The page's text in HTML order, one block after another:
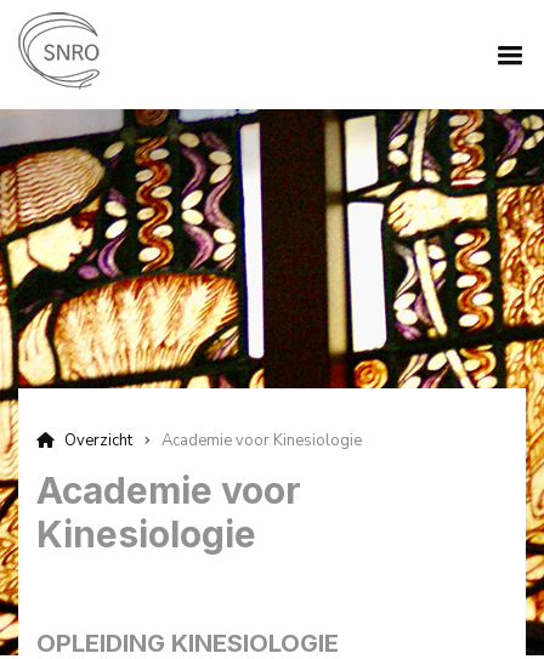
Overzicht Academie voor Kinesiologie
Academie voor
Kinesiologie
OPLEIDING KINESIOLOGIE